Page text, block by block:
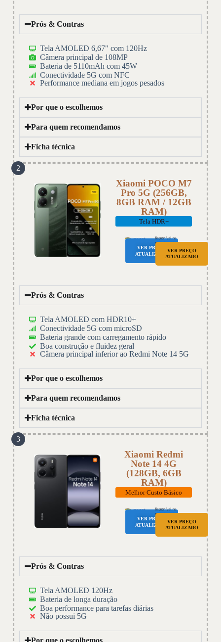
Prós & Contras
Tela AMOLED 6,67" com 120Hz
Câmera principal de 108MP
Bateria de 5110mAh com 45W
Conectividade 5G com NFC
Performance mediana em jogos pesados
Por que o escolhemos
Para quem recomendamos
Ficha técnica
2
Xiaomi POCO M7
Pro 5G (256GB,
8GB RAM / 12GB
RAM)
Tela HDR+
VER PREÇO
ATUALIZADO
VER PREÇO
ATUALIZADO
Prós & Contras
Tela AMOLED com HDR10+
Conectividade 5G com microSD
Bateria grande com carregamento rápido
Boa construção e fluidez geral
Câmera principal inferior ao Redmi Note 14 5G
Por que o escolhemos
Para quem recomendamos
Ficha técnica
3
Xiaomi Redmi
Note 14 4G
(128GB, 6GB
RAM)
Melhor Custo Básico
VER PREÇO
ATUALIZADO
VER PREÇO
ATUALIZADO
Prós & Contras
Tela AMOLED 120Hz
Bateria de longa duração
Boa performance para tarefas diárias
Não possui 5G
Por que o escolhemos